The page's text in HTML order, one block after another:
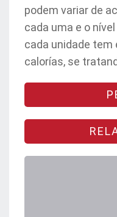
podem variar de
cada uma e o
cada unidade tem
calorías, se